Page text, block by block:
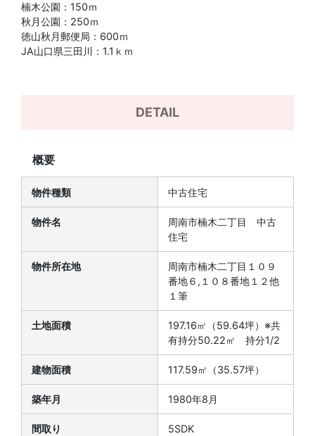
楠木公園：150ｍ
秋月公園：250ｍ
徳山秋月郵便局：600ｍ
JA山口県三田川：1.1ｋｍ
DETAIL
概要
物件種類 中古住宅
物件名
周南市楠木二丁目 中古
住宅
物件所在地
周南市楠木二丁目１０９
番地６,１０８番地１２他
１筆
土地面積
197.16㎡（59.64坪）※共
有持分50.22㎡ 持分1/2
建物面積 117.59㎡（35.57坪）
築年月 1980年8月
間取り 5SDK